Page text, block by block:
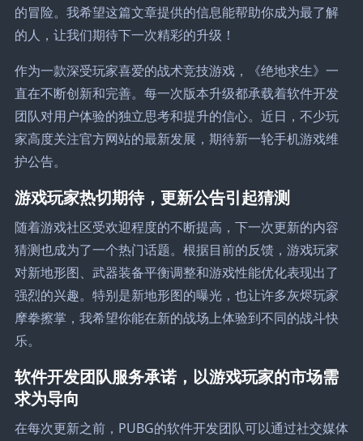
的冒险。我希望这篇文章提供的信息能帮助你成为最了解
的人，让我们期待下一次精彩的升级！
作为一款深受玩家喜爱的战术竞技游戏，《绝地求生》一
直在不断创新和完善。每一次版本升级都承载着软件开发
团队对用户体验的独立思考和提升的信心。近日，不少玩
家高度关注官方网站的最新发展，期待新一轮手机游戏维
护公告。
游戏玩家热切期待，更新公告引起猜测
随着游戏社区受欢迎程度的不断提高，下一次更新的内容
猜测也成为了一个热门话题。根据目前的反馈，游戏玩家
对新地形图、武器装备平衡调整和游戏性能优化表现出了
强烈的兴趣。特别是新地形图的曝光，也让许多灰烬玩家
摩拳擦掌，我希望你能在新的战场上体验到不同的战斗快
乐。
软件开发团队服务承诺，以游戏玩家的市场需
求为导向
在每次更新之前，PUBG的软件开发团队可以通过社交媒体